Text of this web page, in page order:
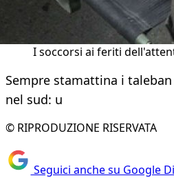
I soccorsi ai feriti
Sempre stamattina i
nel sud: u
© RIPRODUZIONE RISERVATA
Seguici anche su Google